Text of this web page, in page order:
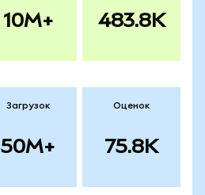
10M+ 483.8K
Загрузок
50M+
Оценок
75.8K